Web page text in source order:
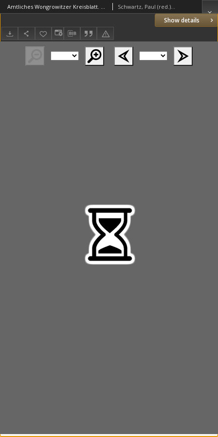
Show details
Amtliches Wongrowitzer Kreisblatt. 1915.11.20 Jg.54 Nr47 Schwartz, Paul (red.) (1853–1940)